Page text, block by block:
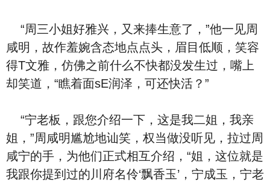
“周三小姐好雅兴，又来捧生意了，”他一见周
咸明，故作羞婉含态地点点头，眉目低顺，笑容
得T文雅，仿佛之前什么不快都没发生过，嘴上
却笑道，“瞧着面sE润泽，可还快活？”
“宁老板，跟您介绍一下，这是我二姐，我亲
姐，”周咸明尴尬地讪笑，权当做没听见，拉过周
咸宁的手，为他们正式相互介绍，“姐，这位就是
我跟你提到过的川府名伶‘飘香玉’，宁成玉，宁老